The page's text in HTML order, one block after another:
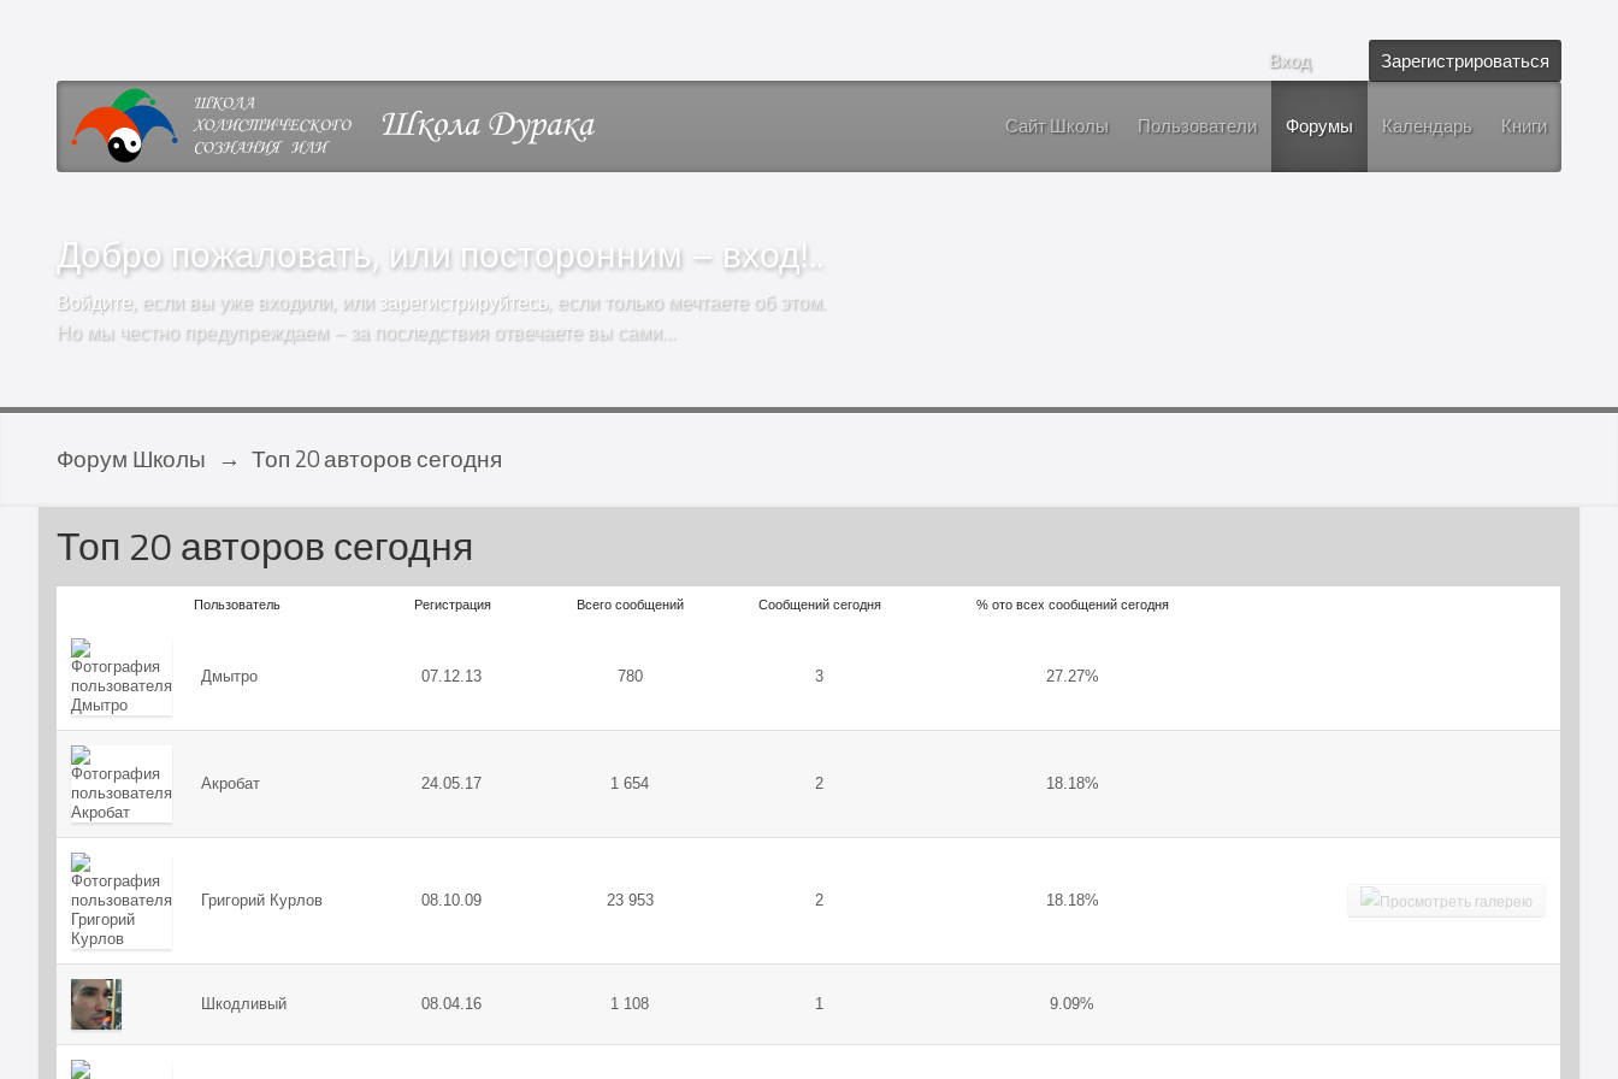
Вход Зарегистрироваться
Сайт Школы Пользователи Форумы Календарь Книги
Добро пожаловать, или посторонним – вход!..
Войдите, если вы уже входили, или зарегистрируйтесь, если только мечтаете об этом.
Но мы честно предупреждаем – за последствия отвечаете вы сами…
Форум Школы → Топ 20 авторов сегодня
Топ 20 авторов сегодня
Пользователь Регистрация Всего сообщений Сообщений сегодня % ото всех сообщений сегодня
Дмытро 07.12.13 780 3 27.27%
Акробат 24.05.17 1 654 2 18.18%
Григорий Курлов 08.10.09 23 953 2 18.18%
Шкодливый 08.04.16 1 108 1 9.09%